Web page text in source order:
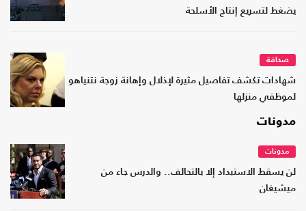
يضغط لتسريع إنتاج الأسلحة
صحافة
شهادات تكشف تفاصيل مثيرة لإذلال وإهانة زوجة نتنياهو
لموظفي منزلها
مدونات
مدونات
لن يسقط الاستبداد إلا بالتحالف.. والدرس جاء من
ميشيغان